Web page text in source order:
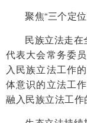
聚焦“三个定
民族立法走
代表大会常务委
入民族立法工作
体意识的立法工
融入民族立法工作